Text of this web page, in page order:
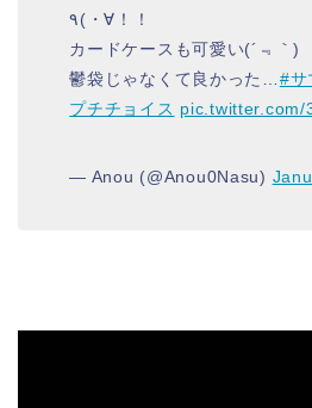
∀・)٩！！
カードケースも可愛い(´﹃｀)
鬱袋じゃなくて良かった… #サ
プチチョイス pic.twitter.com/
— Anou (@Anou0Nasu)